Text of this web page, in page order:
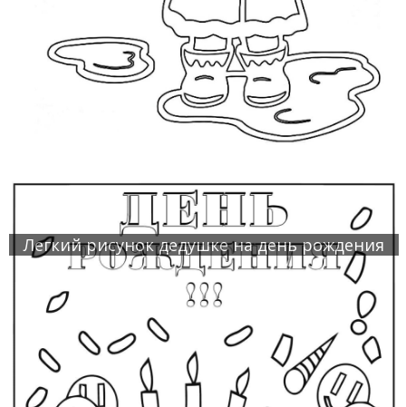
Легкий рисунок дедушке на день рождения